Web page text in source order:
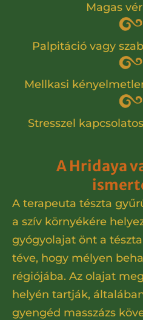
Magas
Palpitáció vagy
Mellkasi
Stresszel
A Hridaya
A terapeuta tészta
a szív környékére
gyógyolajat önt a
téve, hogy mélyen
régiójába. Az olajat
helyén tartják,
gyengéd masszázs